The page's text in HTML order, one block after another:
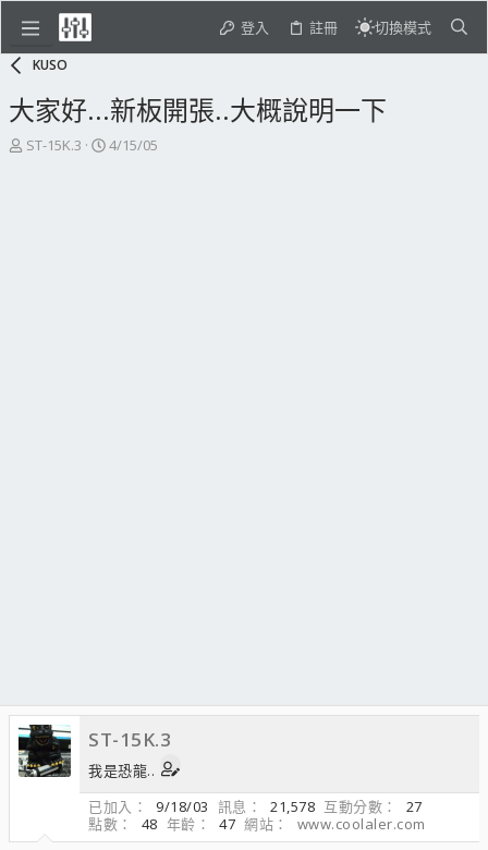
登入 註冊 切換模式
KUSO
大家好...新板開張..大概說明一下
主
ST-15K.3
開
4/15/05
ST-15K.3
我是恐龍..
已加入
9/18/03 訊息 21,578 互動分數
27
點數
48 年齡 47 網站
www.coolaler.com